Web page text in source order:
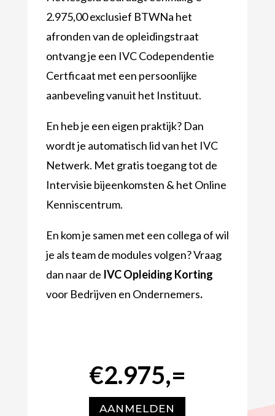
2.975,00 exclusief BTWNa het
afronden van de opleidingstraat
ontvang je een IVC Codependentie
Certficaat met een persoonlijke
aanbeveling vanuit het Instituut.
En heb je een eigen praktijk? Dan
wordt je automatisch lid van het IVC
Netwerk. Met gratis toegang tot de
Intervisie bijeenkomsten & het Online
Kenniscentrum.
En kom je samen met een collega of wil
je als team de modules volgen? Vraag
dan naar de IVC Opleiding Korting
voor Bedrijven en Ondernemers.
€2.975,=
AANMELDEN